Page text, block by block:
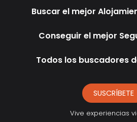
Buscar el mejor
Conseguir el mejor
Todos los buscadores
SUSCRÍBETE
Vive experiencias